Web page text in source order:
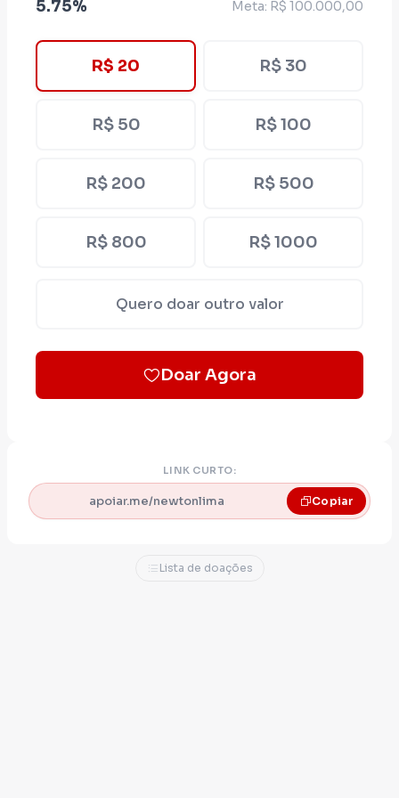
experiências para a Assembleia Legislativa
de São Paulo e lutar pelos mesmos objetivos
para o povo do meu Estado.
Conto com a sua doação.
5.75% Meta: R$ 100.000,00
R$ 20 R$ 30
R$ 50 R$ 100
R$ 200 R$ 500
R$ 800 R$ 1000
Quero doar outro valor
Doar Agora
LINK CURTO:
apoiar.me/newtonlima Copiar
Lista de doações